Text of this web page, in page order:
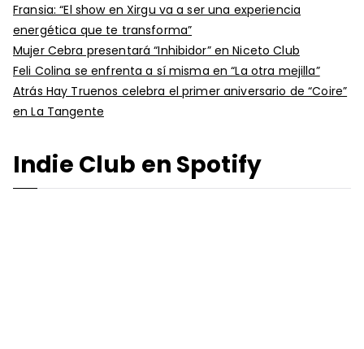
Fransia: “El show en Xirgu va a ser una experiencia
energética que te transforma”
Mujer Cebra presentará “Inhibidor” en Niceto Club
Feli Colina se enfrenta a sí misma en “La otra mejilla”
Atrás Hay Truenos celebra el primer aniversario de “Coire”
en La Tangente
Indie Club en Spotify